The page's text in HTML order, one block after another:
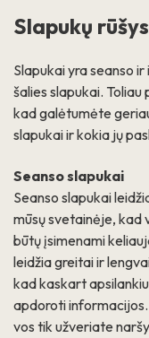
Slapukų rūšys
Slapukai yra seanso
šalies slapukai.
kad galėtumėte
slapukai ir kokia jų
Seanso slapukai
Seanso slapukai
mūsų svetainėje, kad
būtų įsimenami
leidžia greitai ir
kad kaskart
apdoroti informacijos.
vos tik užveriate